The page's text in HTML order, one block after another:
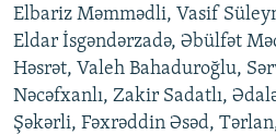
Elbariz Məmmədli, Vasif
Eldar İsgəndərzadə, Əbülfət
Həsrət, Valeh Bahaduroğlu,
Nəcəfxanlı, Zakir Sadatlı,
Şəkərli, Fəxrəddin Əsəd,